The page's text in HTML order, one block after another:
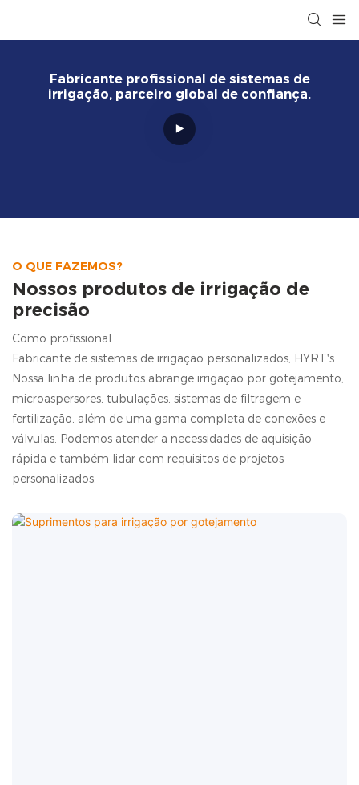
Fabricante profissional de sistemas de
irrigação, parceiro global de confiança.
O QUE FAZEMOS?
Nossos produtos de irrigação de
precisão
Como profissional
Fabricante de sistemas de irrigação personalizados, HYRT's
Nossa linha de produtos abrange irrigação por gotejamento,
microaspersores, tubulações, sistemas de filtragem e
fertilização, além de uma gama completa de conexões e
válvulas. Podemos atender a necessidades de aquisição
rápida e também lidar com requisitos de projetos
personalizados.